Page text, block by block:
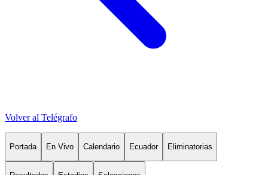
Volver al Telégrafo
Portada En Vivo Calendario Ecuador Eliminatorias